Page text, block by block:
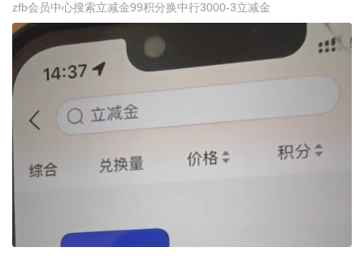
zfb会员中心搜索立减金99积分换中行3000-3立减金